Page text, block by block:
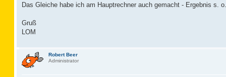
Das Gleiche habe ich am Hauptrechner auch gemacht - Ergebnis s.
Gruß
LOM
Robert Beer
Administrator